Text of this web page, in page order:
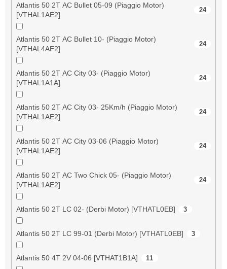
Atlantis 50 2T AC Bullet 05-09 (Piaggio Motor)
[VTHAL1AE2]
24
Atlantis 50 2T AC Bullet 10- (Piaggio Motor)
[VTHAL4AE2]
24
Atlantis 50 2T AC City 03- (Piaggio Motor)
[VTHAL1A1A]
24
Atlantis 50 2T AC City 03- 25Km/h (Piaggio Motor)
[VTHAL1AE2]
24
Atlantis 50 2T AC City 03-06 (Piaggio Motor)
[VTHAL1AE2]
24
Atlantis 50 2T AC Two Chick 05- (Piaggio Motor)
[VTHAL1AE2]
24
Atlantis 50 2T LC 02- (Derbi Motor) [VTHATL0EB] 3
Atlantis 50 2T LC 99-01 (Derbi Motor) [VTHATL0EB] 3
Atlantis 50 4T 2V 04-06 [VTHAT1B1A] 11